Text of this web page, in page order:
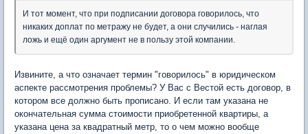
И тот момент, что при подписании договора говорилось, что
никаких доплат по метражу не будет, а они случились - наглая
ложь и ещё один аргумент не в пользу этой компании.
Извините, а что означает термин "говорилось" в юридическом
аспекте рассмотрения проблемы? У Вас с Вестой есть договор, в
котором все должно быть прописано. И если там указана не
окончательная сумма стоимости приобретенной квартиры, а
указана цена за квадратный метр, то о чем можно вообще